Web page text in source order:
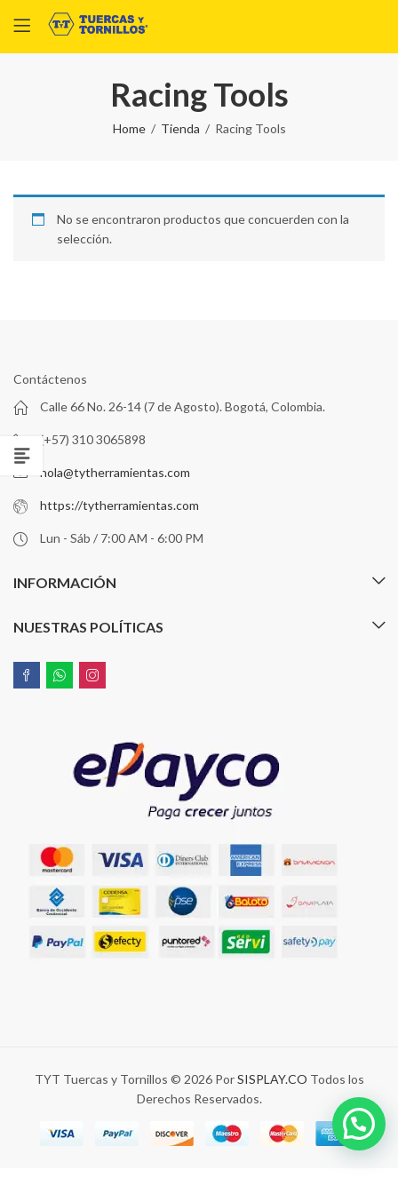
Racing Tools
Home Tienda Racing Tools
No se encontraron productos que concuerden con la
selección.
Contáctenos
Calle 66 No. 26-14 (7 de Agosto). Bogotá, Colombia.
(+57) 310 3065898
hola@tytherramientas.com
https://tytherramientas.com
Lun - Sáb / 7:00 AM - 6:00 PM
INFORMACIÓN
NUESTRAS POLÍTICAS
TYT Tuercas y Tornillos © 2026 PorSISPLAY.CO Todos los
Derechos Reservados.